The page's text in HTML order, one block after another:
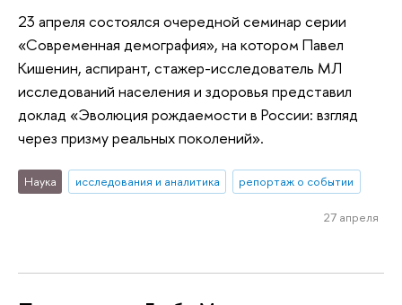
23 апреля состоялся очередной семинар серии
«Современная демография», на котором Павел
Кишенин, аспирант, стажер-исследователь МЛ
исследований населения и здоровья представил
доклад «Эволюция рождаемости в России: взгляд
через призму реальных поколений».
Наука исследования и аналитика репортаж о событии
27 апреля